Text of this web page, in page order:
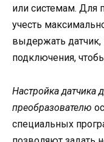
или системам. Для
учесть
выдержать датчик,
подключения,
Настройка датчика
преобразователю
специальных